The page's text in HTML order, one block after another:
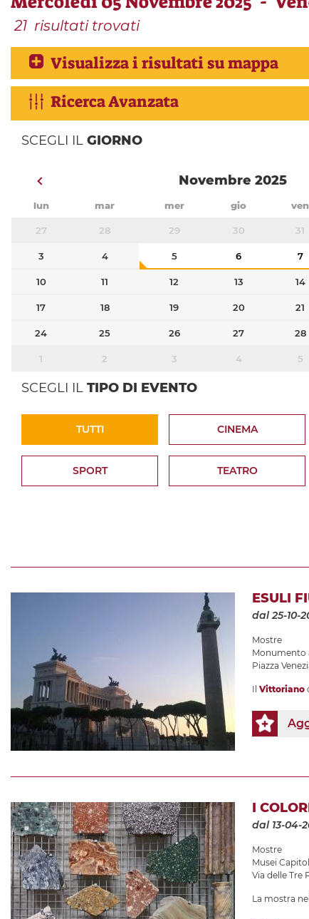
21 risultati trovati
Visualizza i risultati su mappa
Ricerca Avanzata
SCEGLI IL GIORNO
Novembre 2025
lun mar mer gio ven
27 28 29 30 31
3 4 5 6 7
10 11 12 13 14
17 18 19 20 21
24 25 26 27 28
1 2 3 4 5
SCEGLI IL TIPO DI EVENTO
TUTTI CINEMA
SPORT TEATRO
ESULI
dal 25-10-
Mostre
Monumento
Piazza
Il Vittoriano
I
dal 13-04-
Mostre
Musei
Via delle Tre
La mostra